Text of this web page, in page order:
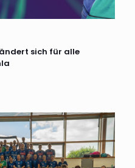
sich für alle